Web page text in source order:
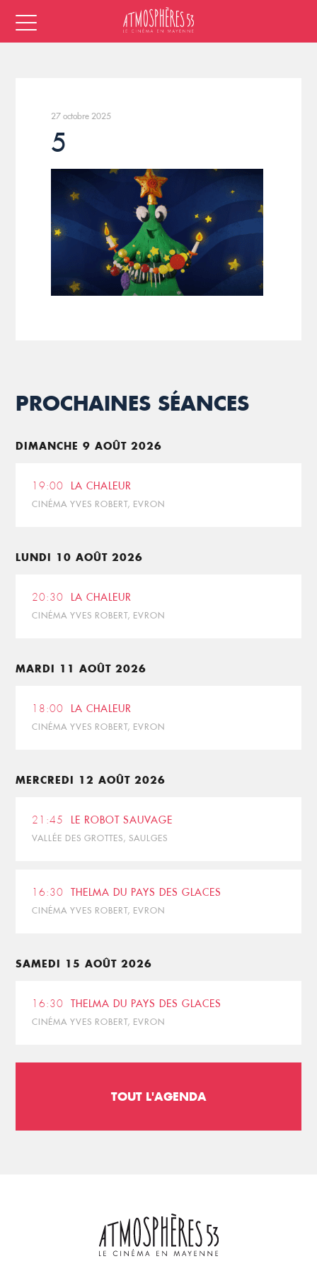
27 octobre 2025
5
PROCHAINES SÉANCES
DIMANCHE 9 AOÛT 2026
19:00 LA CHALEUR
CINÉMA YVES ROBERT, EVRON
LUNDI 10 AOÛT 2026
20:30 LA CHALEUR
CINÉMA YVES ROBERT, EVRON
MARDI 11 AOÛT 2026
18:00 LA CHALEUR
CINÉMA YVES ROBERT, EVRON
MERCREDI 12 AOÛT 2026
21:45 LE ROBOT SAUVAGE
VALLÉE DES GROTTES, SAULGES
16:30 THELMA DU PAYS DES GLACES
CINÉMA YVES ROBERT, EVRON
SAMEDI 15 AOÛT 2026
16:30 THELMA DU PAYS DES GLACES
CINÉMA YVES ROBERT, EVRON
TOUT L'AGENDA